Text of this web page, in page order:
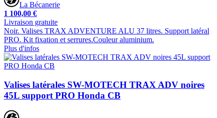
La Bécanerie
1 100,00 €
Livraison gratuite
Noir. Valises TRAX ADVENTURE ALU 37 litres. Support latéral
PRO. Kit fixation et serrures.Couleur aluminium.
Plus d'infos
Valises latérales SW-MOTECH TRAX ADV noires
45L support PRO Honda CB